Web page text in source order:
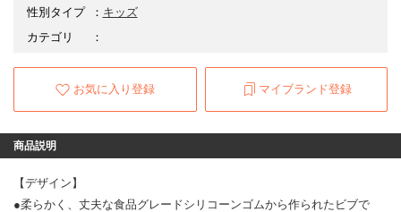
性別タイプ
： キッズ
カテゴリ
：
お気に入り登録 マイブランド登録
商品説明
【デザイン】
●柔らかく、丈夫な食品グレードシリコーンゴムから作られたビブで